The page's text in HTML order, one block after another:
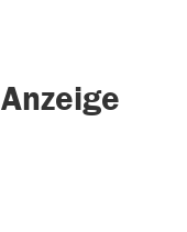
Anzeige